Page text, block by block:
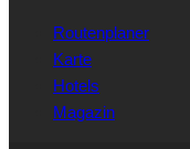
Routenplaner
Karte
Hotels
Magazin